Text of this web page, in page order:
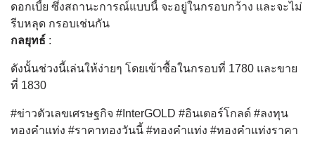
ดอกเบี้ย ซึ่งสถานะการณ์แบบนี้ จะอยู่ในกรอบกว้าง และจะไม่
รีบหลุด กรอบเช่นกัน
กลยุทธ์ :
ดังนั้นช่วงนี้เล่นให้ง่ายๆ โดยเข้าซื้อในกรอบที่ 1780 และขาย
ที่ 1830
#ข่าวตัวเลขเศรษฐกิจ #InterGOLD #อินเตอร์โกลด์ #ลงทุน
ทองคำแท่ง #ราคาทองวันนี้ #ทองคำแท่ง #ทองคำแท่งราคา